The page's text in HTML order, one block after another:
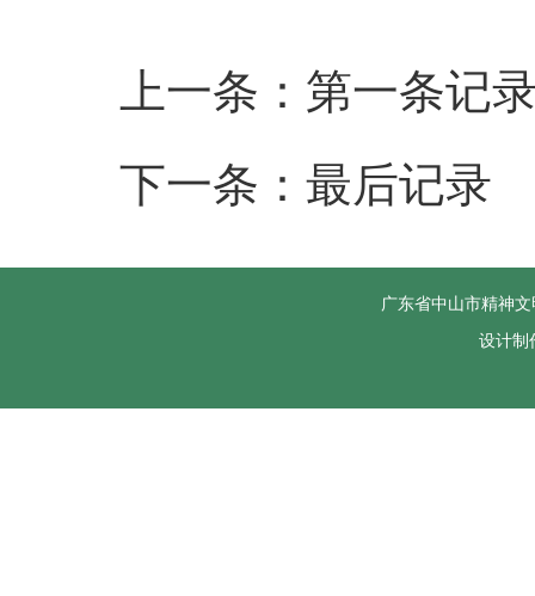
上一条：第一条记
下一条：最后记录
广东省中山市精神
设计制